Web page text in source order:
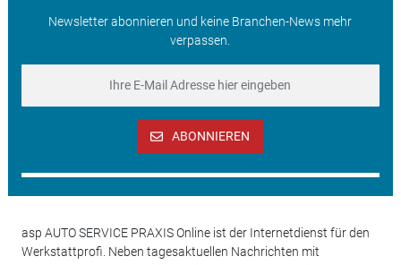
Newsletter abonnieren und keine Branchen-News mehr
verpassen.
ABONNIEREN
asp AUTO SERVICE PRAXIS Online ist der Internetdienst für den
Werkstattprofi. Neben tagesaktuellen Nachrichten mit